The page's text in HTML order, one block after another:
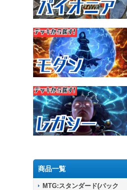
商品一覧
MTG:スタンダード(パック